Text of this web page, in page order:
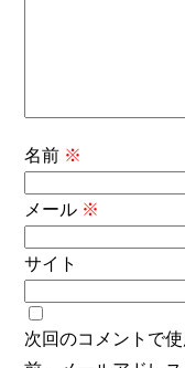
名前 ※
メール ※
サイト
次回のコメントで